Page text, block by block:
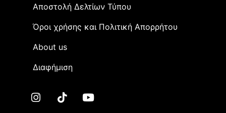
Αποστολή Δελτίων Τύπου
Όροι χρήσης και Πολιτική Απορρήτου
Αbout us
Διαφήμιση